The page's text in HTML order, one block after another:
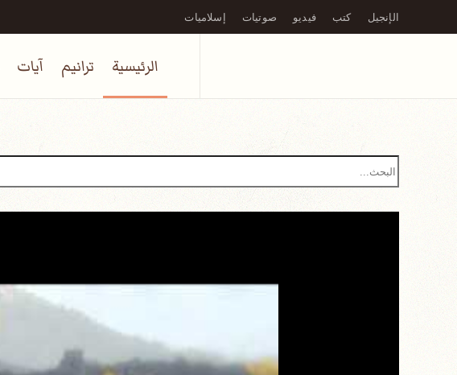
Skip to main content
الإنجيل كتب فيديو صوتيات إسلاميات
الرئيسية ترانيم آيات